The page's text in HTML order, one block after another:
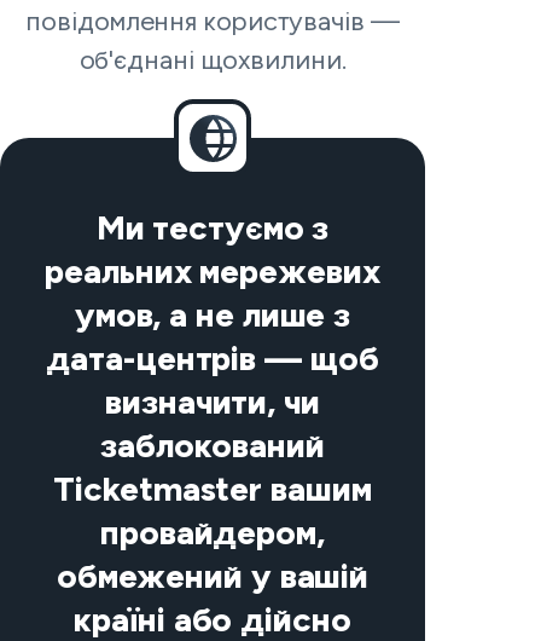
повідомлення користувачів —
об'єднані щохвилини.
Ми тестуємо з
реальних мережевих
умов, а не лише з
дата-центрів — щоб
визначити, чи
заблокований
Ticketmaster вашим
провайдером,
обмежений у вашій
країні або дійсно